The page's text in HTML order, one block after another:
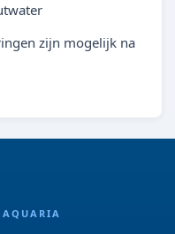
zijn mogelijk na
AQUARIA